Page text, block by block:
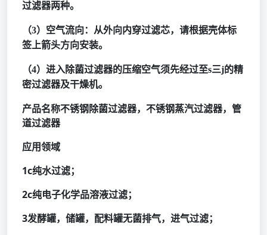
过滤器两种。
（3）空气流向：从外向内穿过滤芯，请根据壳体标
签上箭头方向安装。
（4）进入除菌过滤器的压缩空气须先经过至s三j的精
密过滤器及干燥机。
产品名称不锈钢除菌过滤器，不锈钢蒸汽过滤器，管
道过滤器
应用领域
1c纯水过滤；
2c纯电子化学品溶液过滤；
3发酵罐，储罐，配料罐无菌排气，进气过滤；